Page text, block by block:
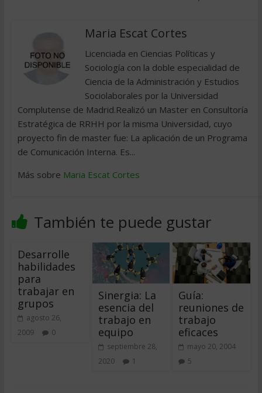
Maria Escat Cortes
Licenciada en Ciencias Políticas y
Sociología con la doble especialidad de
Ciencia de la Administración y Estudios
Sociolaborales por la Universidad
Complutense de Madrid.Realizó un Master en Consultoría
Estratégica de RRHH por la misma Universidad, cuyo
proyecto fin de master fue: La aplicación de un Programa
de Comunicación Interna. Es...
Más sobre Maria Escat Cortes
También te puede gustar
Desarrolle
habilidades
para
trabajar en
grupos
agosto 26,
2009
0
Sinergia: La
esencia del
trabajo en
equipo
septiembre 28,
2020
1
Guía:
reuniones de
trabajo
eficaces
mayo 20, 2004
5